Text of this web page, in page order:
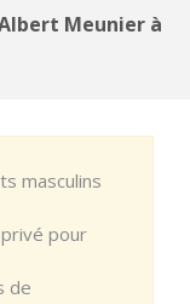
Meunier à
masculins
pour
de